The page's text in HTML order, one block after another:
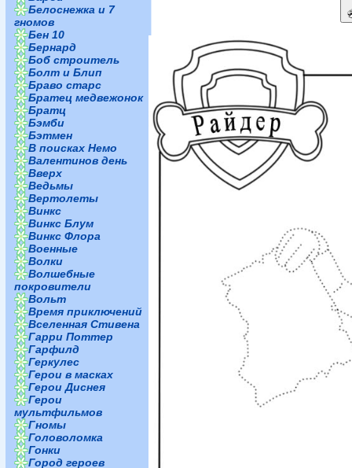
Белоснежка и 7
гномов
Бен 10
Бернард
Боб строитель
Болт и Блип
Браво старс
Братец медвежонок
Братц
Бэмби
Бэтмен
В поисках Немо
Валентинов день
Вверх
Ведьмы
Вертолеты
Винкс
Винкс Блум
Винкс Флора
Военные
Волки
Волшебные
покровители
Вольт
Время приключений
Вселенная Стивена
Гарри Поттер
Гарфилд
Геркулес
Герои в масках
Герои Диснея
Герои
мультфильмов
Гномы
Головоломка
Гонки
Город героев